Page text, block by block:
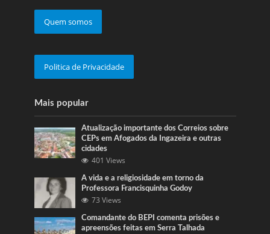
Quem somos
Politica de Privacidade
Mais popular
Atualização importante dos Correios sobre
CEPs em Afogados da Ingazeira e outras
cidades
401 Views
A vida e a religiosidade em torno da
Professora Francisquinha Godoy
73 Views
Comandante do BEPI comenta prisões e
apreensões feitas em Serra Talhada